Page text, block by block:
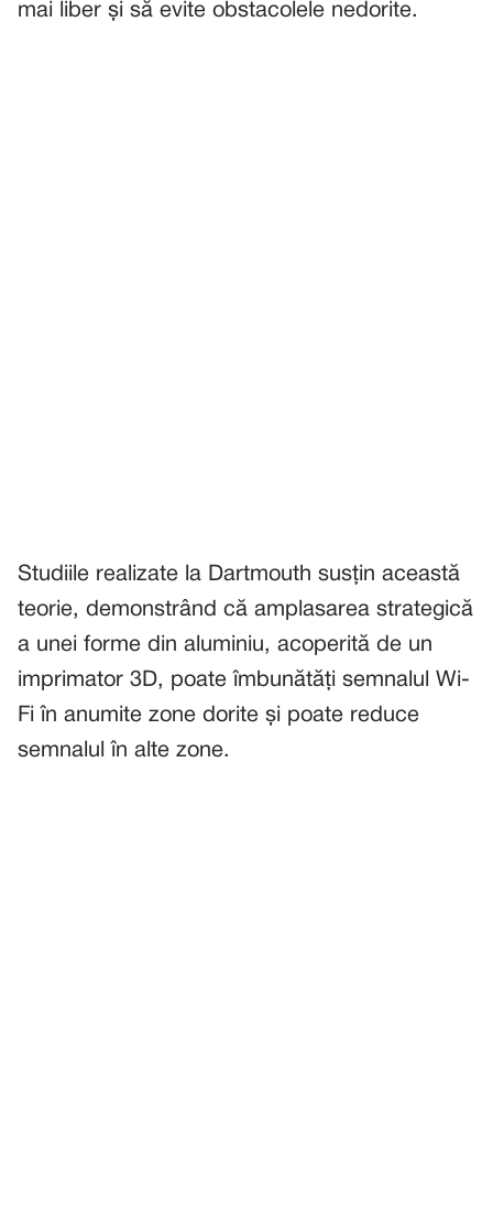
mai liber și să evite obstacolele nedorite.
Studiile realizate la Dartmouth susțin această
teorie, demonstrând că amplasarea strategică
a unei forme din aluminiu, acoperită de un
imprimator 3D, poate îmbunătăți semnalul Wi-
Fi în anumite zone dorite și poate reduce
semnalul în alte zone.